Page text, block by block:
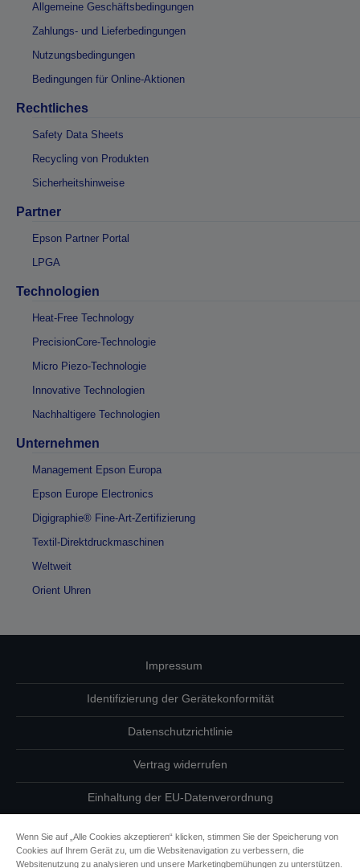
Allgemeine Geschäftsbedingungen
Zahlungs- und Lieferbedingungen
Nutzungsbedingungen
Bedingungen für Online-Aktionen
Rechtliches
Safety Data Sheets
Recycling von Produkten
Sicherheitshinweise
Partner
Epson Partner Portal
LPGA
Technologien
Heat-Free Technology
PrecisionCore-Technologie
Micro Piezo-Technologie
Innovative Technologien
Nachhaltigere Technologien
Unternehmen
Management Epson Europa
Epson Europe Electronics
Digigraphie® Fine-Art-Zertifizierung
Textil-Direktdruckmaschinen
Weltweit
Orient Uhren
Impressum
Identifizierung der Gerätekonformität
Datenschutzrichtlinie
Vertrag widerrufen
Einhaltung der EU-Datenverordnung
Fragen zum Datenschutz
Informationen zu Cookies
Wenn Sie auf „Alle Cookies akzeptieren“ klicken, stimmen Sie der Speicherung von
Cookies auf Ihrem Gerät zu, um die Websitenavigation zu verbessern, die
Websitenutzung zu analysieren und unsere Marketingbemühungen zu unterstützen.